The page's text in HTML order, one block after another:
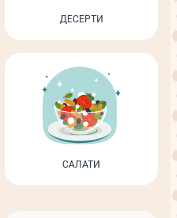
ДЕСЕРТИ
САЛАТИ